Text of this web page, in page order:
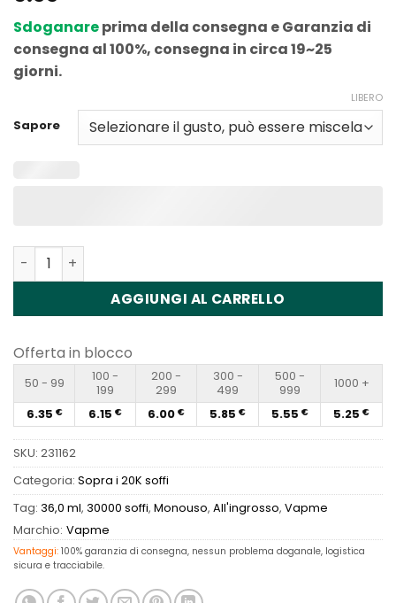
Sdoganareprima della consegna e Garanzia di
consegna al 100%, consegna in circa 19~25
giorni.
Sapore
LIBERO
Quantità VAPME Crystal 30000 Puffs Triple Disposable
AGGIUNGI AL CARRELLO
Offerta in blocco
50 - 99
100 -
199
200 -
299
300 -
499
500 -
999
1000 +
6.35 € 6.15 € 6.00 € 5.85 € 5.55 € 5.25 €
SKU: 231162
Categoria: Sopra i 20K soffi
Tag: 36,0 ml, 30000 soffi, Monouso, All'ingrosso, Vapme
Marchio: Vapme
Vantaggi: 100% garanzia di consegna, nessun problema doganale, logistica
sicura e tracciabile.